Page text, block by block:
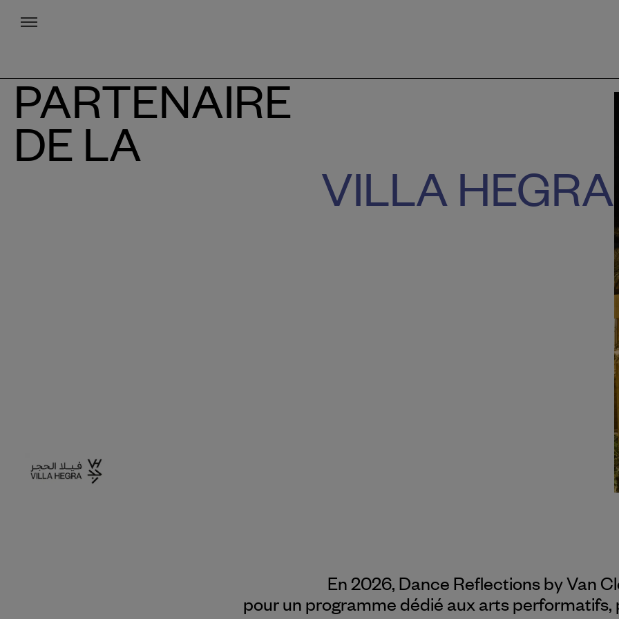
Menu
PARTENAIRE
DE LA
VILLA HEGRA
En 2026, Dance Reflections byVan
pour un programme dédié aux arts